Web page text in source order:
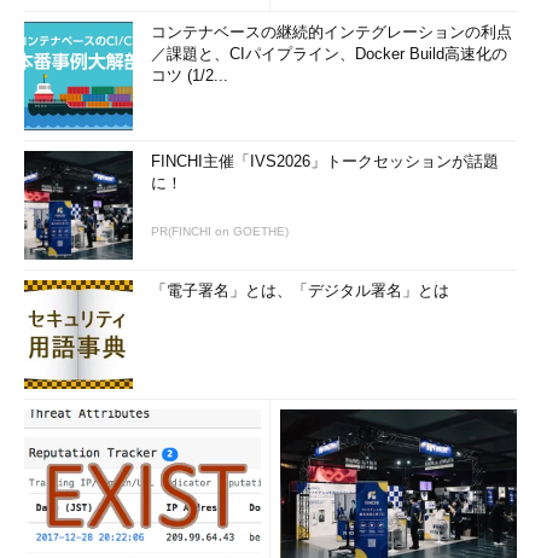
コンテナベースの継続的インテグレーションの利点
／課題と、CIパイプライン、Docker Build高速化の
コツ (1/2...
FINCHI主催「IVS2026」トークセッションが話題
に！
PR(FINCHI on GOETHE)
「電子署名」とは、「デジタル署名」とは